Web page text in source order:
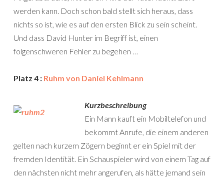
werden kann. Doch schon bald stellt sich heraus, dass
nichts so ist, wie es auf den ersten Blick zu sein scheint.
Und dass David Hunter im Begriff ist, einen
folgenschweren Fehler zu begehen …
Platz 4 : Ruhm von Daniel Kehlmann
Kurzbeschreibung
Ein Mann kauft ein Mobiltelefon und
bekommt Anrufe, die einem anderen
gelten nach kurzem Zögern beginnt er ein Spiel mit der
fremden Identität. Ein Schauspieler wird von einem Tag auf
den nächsten nicht mehr angerufen, als hätte jemand sein